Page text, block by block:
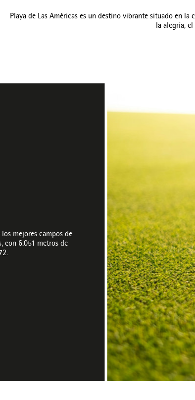
Playa de Las Américas es un destino vibrante situado en
la alegría,
mejores campos de
con 6.051 metros de